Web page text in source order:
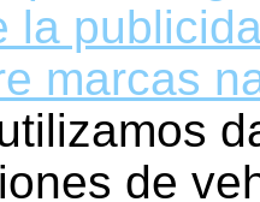
la
marcas
de